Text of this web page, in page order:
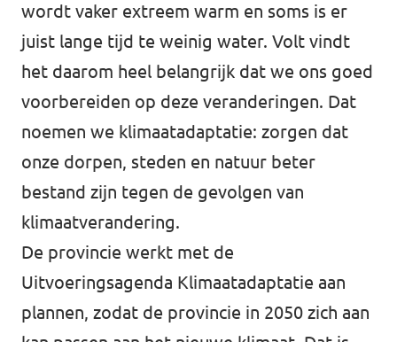
wordt vaker extreem warm en soms is er
juist lange tijd te weinig water. Volt vindt
het daarom heel belangrijk dat we ons goed
voorbereiden op deze veranderingen. Dat
noemen we klimaatadaptatie: zorgen dat
onze dorpen, steden en natuur beter
bestand zijn tegen de gevolgen van
klimaatverandering.
De provincie werkt met de
Uitvoeringsagenda Klimaatadaptatie aan
plannen, zodat de provincie in 2050 zich aan